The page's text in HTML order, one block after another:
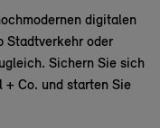
digitalen
Stadtverkehr oder
Sichern Sie sich
+ Co. und starten Sie